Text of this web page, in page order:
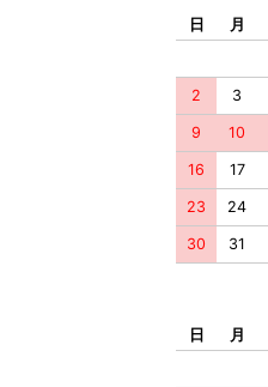
日 月
2 3
9 10
16 17
23 24
30 31
日 月